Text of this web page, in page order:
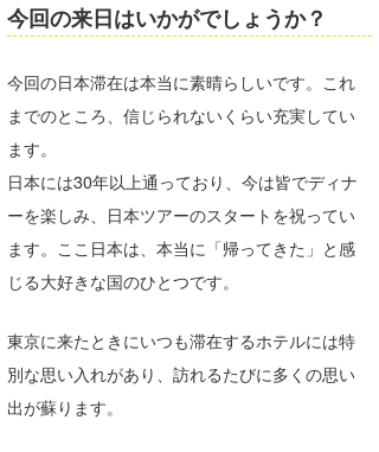
今回の来日はいかがでしょうか？
今回の日本滞在は本当に素晴らしいです。これ
までのところ、信じられないくらい充実してい
ます。
日本には30年以上通っており、今は皆でディナ
ーを楽しみ、日本ツアーのスタートを祝ってい
ます。ここ日本は、本当に「帰ってきた」と感
じる大好きな国のひとつです。
東京に来たときにいつも滞在するホテルには特
別な思い入れがあり、訪れるたびに多くの思い
出が蘇ります。
Naoya Kimoto
mitsuteru Kamio
Yasunari Inoue
Yoshiyuki Obata
arukasvision
DELTA FORCE SURF
熊谷素子
メディア
SURFMEDIA
Colors MAGAZINE
WAVAL
波伝説アンバサダー/プロライダー
福島寿実子
中浦“JET”章
嵯峨明日香
進士剛光
植村未来
NOBUFUKU
波伝説スタッフ
☆加藤
+☆maki☆+
Aichan
ECE
G◎Da
波伝説